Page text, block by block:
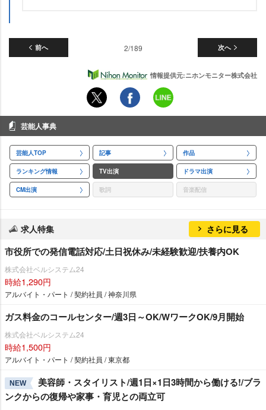
前へ 次へ
2/189
情報提供元:ニホンモニター株式会社
芸能人事典
芸能人TOP 記事 作品
ランキング情報 TV出演 ドラマ出演
CM出演 歌詞 音楽配信
求人特集 さらに見る
市役所での発信電話対応/土日祝休み/未経験歓迎/扶養内OK
株式会社ベルシステム24
時給1,290円
アルバイト・パート / 契約社員 / 神奈川県
ガス料金のコールセンター/週3日～OK/WワークOK/9月開始
株式会社ベルシステム24
時給1,500円
アルバイト・パート / 契約社員 / 東京都
NEW
美容師・スタイリスト/週1日×1日3時間から働ける!/ブラ
ンクからの復帰や家事・育児との両立可